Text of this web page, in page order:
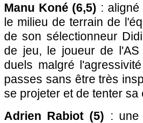
Manu Koné (6,5) :
le milieu de terrain de
de son sélectionneur
de jeu, le joueur de
duels malgré
passes sans être très
se projeter et de tenter
Adrien Rabiot (5) : une